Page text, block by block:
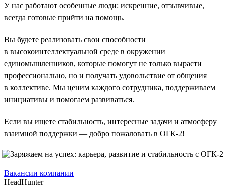
У нас работают особенные люди: искренние, отзывчивые,
всегда готовые прийти на помощь.
Вы будете реализовать свои способности
в высокоинтеллектуальной среде в окружении
единомышленников, которые помогут не только вырасти
профессионально, но и получать удовольствие от общения
в коллективе. Мы ценим каждого сотрудника, поддерживаем
инициативы и помогаем развиваться.
Если вы ищете стабильность, интересные задачи и атмосферу
взаимной поддержки — добро пожаловать в ОГК-2!
Вакансии компании
HeadHunter